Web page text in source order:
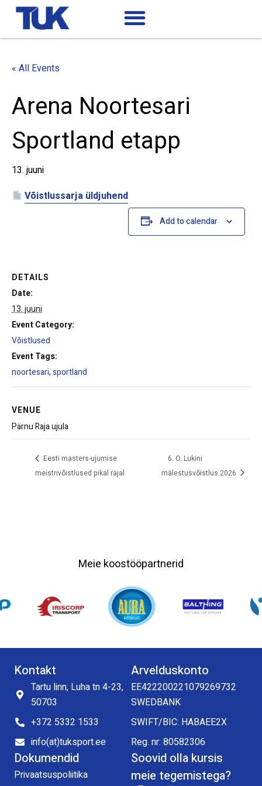
« All Events
Arena Noortesari
Sportland etapp
13. juuni
Võistlussarja üldjuhend
Add to calendar
DETAILS
Date:
13. juuni
Event Category:
Võistlused
Event Tags:
noortesari,sportland
VENUE
Pärnu Raja ujula
Eesti masters-ujumise
meistrivõistlused pikal rajal
6. O. Lukini
mälestusvõistlus 2026
Meie koostööpartnerid
Kontakt
Tartu linn, Luha tn 4-23,
50703
+372 5332 1533
info(at)tuksport.ee
Arvelduskonto
EE422200221079269732
SWEDBANK
SWIFT/BIC: HABAEE2X
Reg. nr: 80582306
Dokumendid
Privaatsuspoliitika
Soovid olla kursis
meie tegemistega?